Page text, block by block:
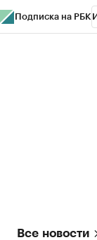
Подписка на РБК
Все новости